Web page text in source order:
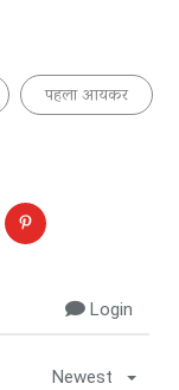
पहला आयकर
Login
Newest